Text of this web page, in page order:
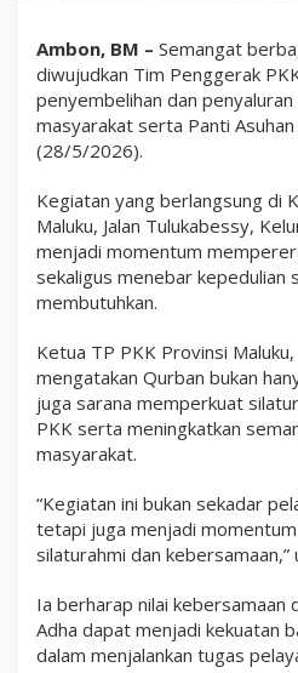
Ambon, BM – Semangat
diwujudkan Tim Penggerak
penyembelihan dan
masyarakat serta Panti
(28/5/2026).
Kegiatan yang berlangsung di
Maluku, Jalan Tulukabessy,
menjadi momentum
sekaligus menebar kepedulian
membutuhkan.
Ketua TP PKK Provinsi
mengatakan Qurban bukan
juga sarana memperkuat
PKK serta meningkatkan
masyarakat.
“Kegiatan ini bukan sekadar
tetapi juga menjadi
silaturahmi dan kebersamaan,”
Ia berharap nilai kebersamaan
Adha dapat menjadi kekuatan
dalam menjalankan tugas